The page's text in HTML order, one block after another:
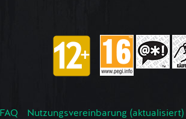
FAQ Nutzungsvereinbarung (aktualisiert)